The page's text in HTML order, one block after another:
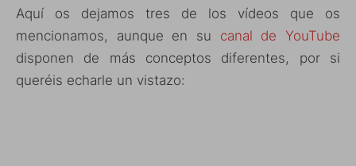
Aquí os dejamos tres de los vídeos que os
mencionamos, aunque en su canal de YouTube
disponen de más conceptos diferentes, por si
queréis echarle un vistazo: